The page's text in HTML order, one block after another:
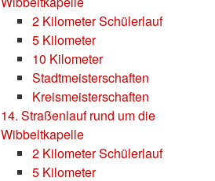
2 Kilometer Schülerlauf
5 Kilometer
10 Kilometer
Stadtmeisterschaften
Kreismeisterschaften
14. Straßenlauf rund um die
Wibbeltkapelle
2 Kilometer Schülerlauf
5 Kilometer